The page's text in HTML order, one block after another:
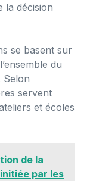
la décision
se basent sur
du
Selon
servent
et écoles
de la
par les